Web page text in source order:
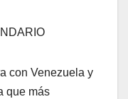
con Venezuela y
que más